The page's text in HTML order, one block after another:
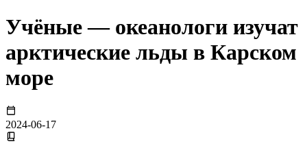
Учёные — океанологи изучат
арктические льды в Карском
море
2024-06-17